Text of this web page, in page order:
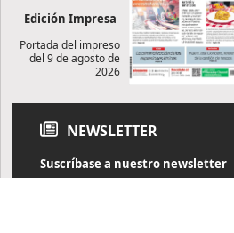
Edición Impresa
Portada del impreso
del 9 de agosto de
2026
NEWSLETTER
Suscríbase a nuestro newsletter
Reciba diariamente información de